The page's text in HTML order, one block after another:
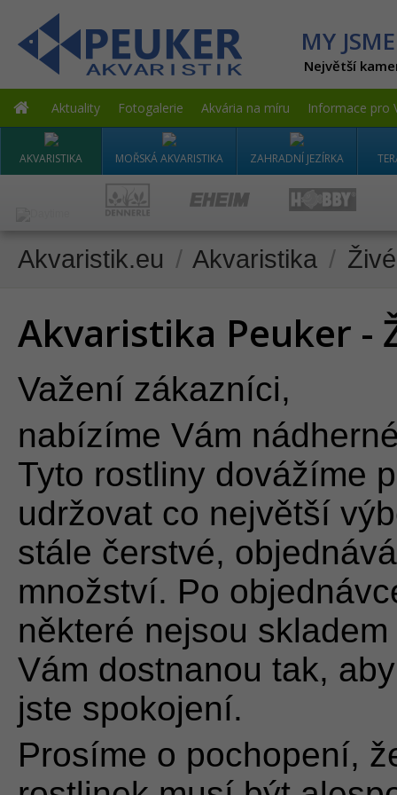
MY
Největší
Aktuality Fotogalerie Akvária na míru Informace pro
AKVARISTIKA MOŘSKÁ AKVARISTIKA ZAHRADNÍ JEZÍRKA
Akvaristik.eu / Akvaristika /
Akvaristika Peuker -
Važení zákazníci,
nabízíme Vám
Tyto rostliny dovážíme
udržovat co největší
stále čerstvé,
množství. Po
některé nejsou
Vám dostnanou tak,
jste spokojení.
Prosíme o pochopení,